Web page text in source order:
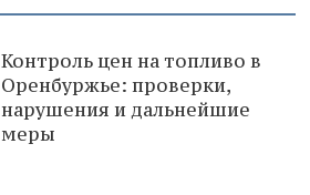
Контроль цен на топливо в
Оренбуржье: проверки,
нарушения и дальнейшие
меры